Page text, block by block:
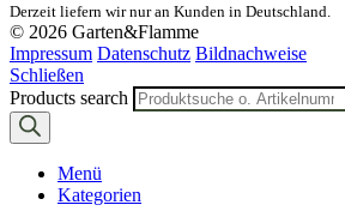
Derzeit liefern wir nur an Kunden in Deutschland.
© 2026 Garten&Flamme
Impressum Datenschutz Bildnachweise
Schließen
Products search
Menü
Kategorien